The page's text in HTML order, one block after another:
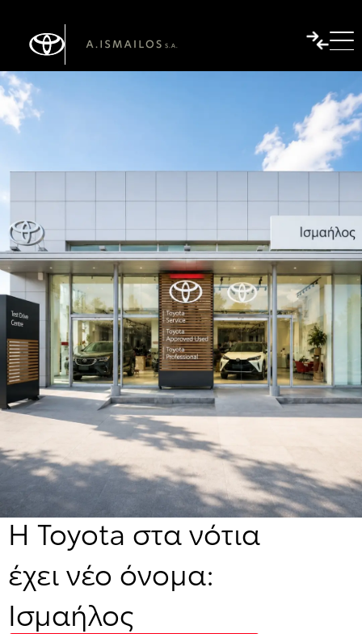
H Toyota στα νότια
έχει νέο όνομα:
Ισμαήλος